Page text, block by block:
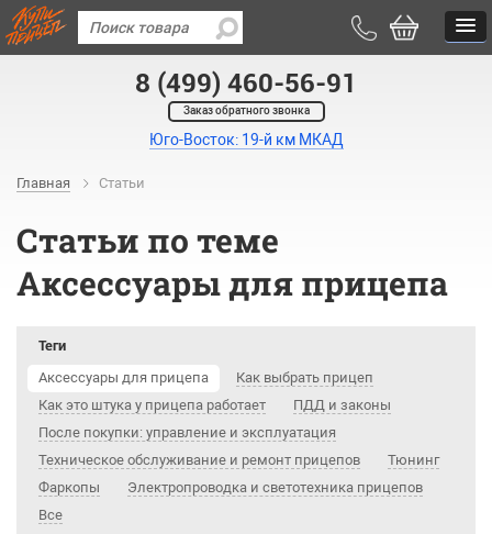
8 (499) 460-56-91
Заказ обратного звонка
Юго-Восток: 19-й км МКАД
Главная Статьи
Статьи по теме
Аксессуары для прицепа
Теги
Аксессуары для прицепа
Как выбрать прицеп
Как это штука у прицепа работает
ПДД и законы
После покупки: управление и эксплуатация
Техническое обслуживание и ремонт прицепов
Тюнинг
Фаркопы
Электропроводка и светотехника прицепов
Все